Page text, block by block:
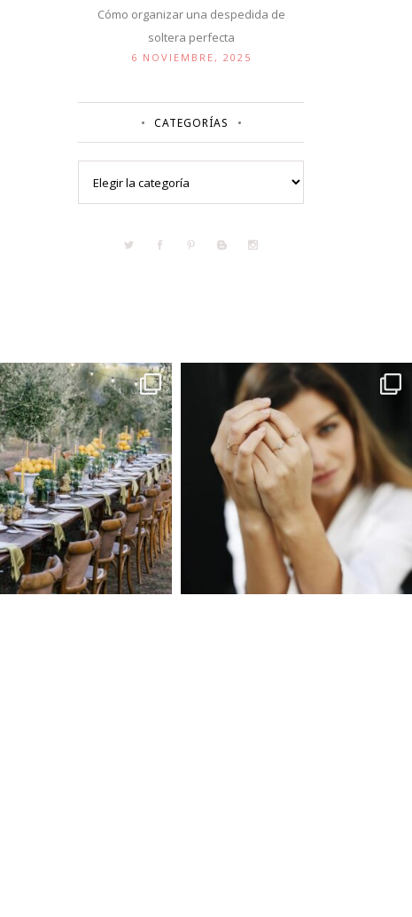
Cómo organizar una despedida de
soltera perfecta
6 NOVIEMBRE, 2025
CATEGORÍAS